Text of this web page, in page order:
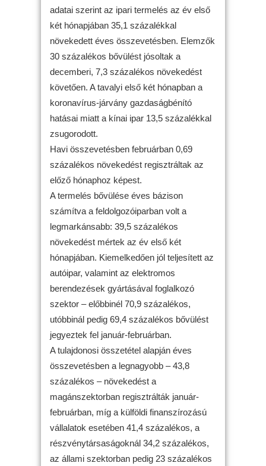
adatai szerint az ipari termelés az év első
két hónapjában 35,1 százalékkal
növekedett éves összevetésben. Elemzők
30 százalékos bővülést jósoltak a
decemberi, 7,3 százalékos növekedést
követően. A tavalyi első két hónapban a
koronavírus-járvány gazdaságbénító
hatásai miatt a kínai ipar 13,5 százalékkal
zsugorodott.
Havi összevetésben februárban 0,69
százalékos növekedést regisztráltak az
előző hónaphoz képest.
A termelés bővülése éves bázison
számítva a feldolgozóiparban volt a
legmarkánsabb: 39,5 százalékos
növekedést mértek az év első két
hónapjában. Kiemelkedően jól teljesített az
autóipar, valamint az elektromos
berendezések gyártásával foglalkozó
szektor – előbbinél 70,9 százalékos,
utóbbinál pedig 69,4 százalékos bővülést
jegyeztek fel január-februárban.
A tulajdonosi összetétel alapján éves
összevetésben a legnagyobb – 43,8
százalékos – növekedést a
magánszektorban regisztrálták január-
februárban, míg a külföldi finanszírozású
vállalatok esetében 41,4 százalékos, a
részvénytársaságoknál 34,2 százalékos,
az állami szektorban pedig 23 százalékos